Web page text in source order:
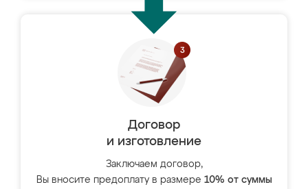
Договор
и изготовление
Заключаем договор,
Вы вносите предоплату в размере 10% от суммы